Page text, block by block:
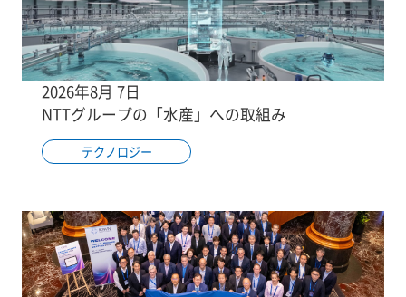
2026年8月 7日
NTTグループの「水産」への取組み
テクノロジー